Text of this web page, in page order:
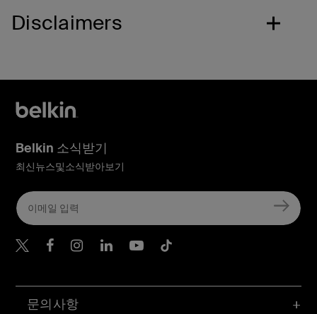
Disclaimers
문의사항
Belkin 소식받기
최신뉴스및소식받아보기
Belkin Twitter